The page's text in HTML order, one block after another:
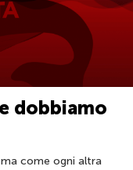
dobbiamo
come ogni altra